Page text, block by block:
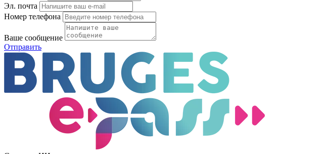
Эл. почта
Номер телефона
Ваше сообщение
Отправить